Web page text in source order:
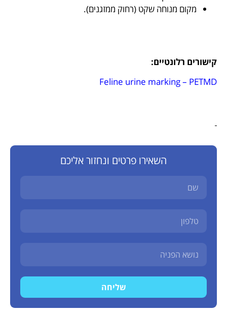
מקום מנוחה שקט (רחוק ממזגנים).
קישורים רלונטיים:
Feline urine marking – PETMD
השאירו פרטים ונחזור אליכם
שליחה